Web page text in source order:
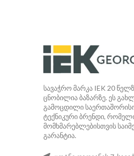
სავაჭრო მარკა IEK 20
ცნობილია ბაზარზე. ეს
გამოცდილი
ტექნიკური ბრენდი,
მომხმარებლებისთვის
გარანტია.